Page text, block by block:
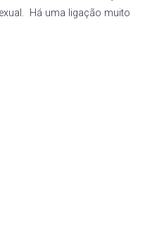
Há uma ligação muito